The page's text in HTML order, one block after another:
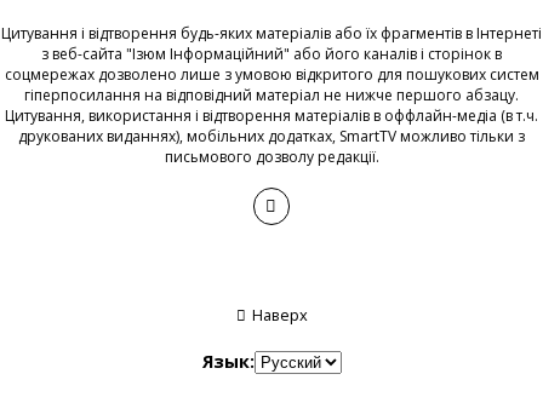
Цитування і відтворення будь-яких матеріалів або їх фрагментів в Інтернеті
з веб-сайта "Ізюм Інформаційний" або його каналів і сторінок в
соцмережах дозволено лише з умовою відкритого для пошукових систем
гіперпосилання на відповідний матеріал не нижче першого абзацу.
Цитування, використання і відтворення матеріалів в оффлайн-медіа (в т.ч.
друкованих виданнях), мобільних додатках, SmartTV можливо тільки з
письмового дозволу редакції.
Наверх
Язык: